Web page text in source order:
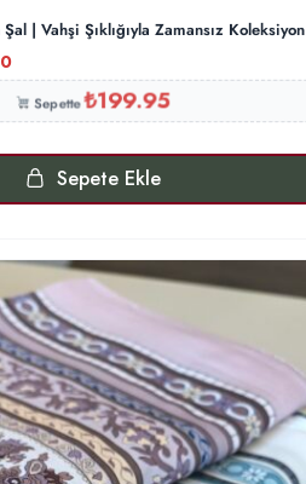
| Vahşi Şıklığıyla Zamansız Koleksiyon
Sepette₺199.95
Sepete Ekle